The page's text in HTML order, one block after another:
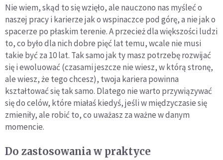
Nie wiem, skąd to się wzięło, ale nauczono nas myśleć o
naszej pracy i karierze jak o wspinaczce pod górę, a nie jak o
spacerze po płaskim terenie. A przecież dla większości ludzi
to, co było dla nich dobre pięć lat temu, wcale nie musi
takie być za 10 lat. Tak samo jak ty masz potrzebę rozwijać
się i ewoluować (czasami jeszcze nie wiesz, w którą stronę,
ale wiesz, że tego chcesz), twoja kariera powinna
kształtować się tak samo. Dlatego nie warto przywiązywać
się do celów, które miałaś kiedyś, jeśli w międzyczasie się
zmieniły, ale robić to, co uważasz za ważne w danym
momencie.
Do zastosowania w praktyce